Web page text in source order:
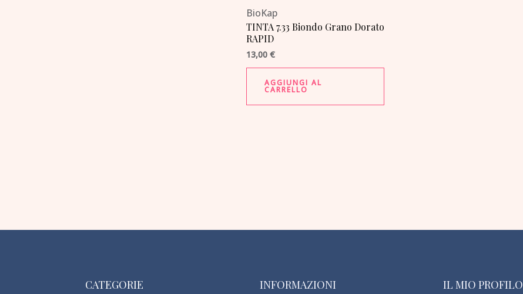
BioKap
TINTA 7.33 Biondo Grano Dorato
RAPID
13,00 €
AGGIUNGI AL
CARRELLO
CATEGORIE INFORMAZIONI IL MIO PROFILO